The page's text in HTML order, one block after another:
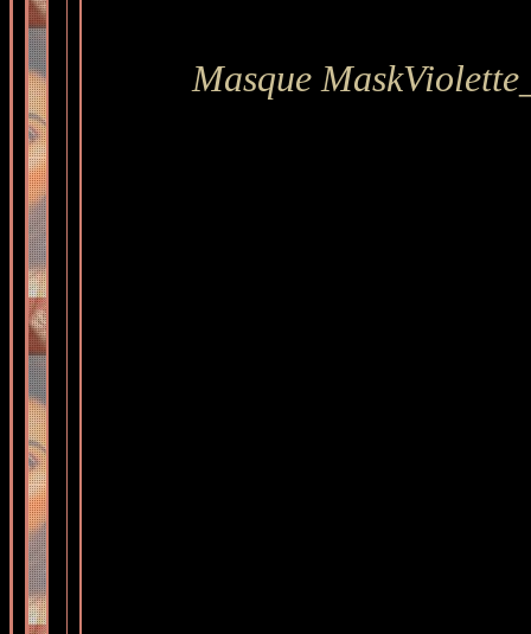
Masque